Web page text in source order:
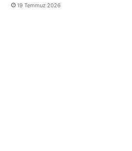
19 Temmuz 2026